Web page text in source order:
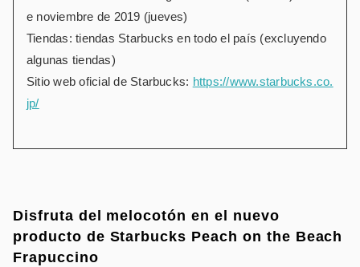
e noviembre de 2019 (jueves)
Tiendas: tiendas Starbucks en todo el país (excluyendo
algunas tiendas)
Sitio web oficial de Starbucks: https://www.starbucks.co.
jp/
Disfruta del melocotón en el nuevo
producto de Starbucks Peach on the Beach
Frapuccino